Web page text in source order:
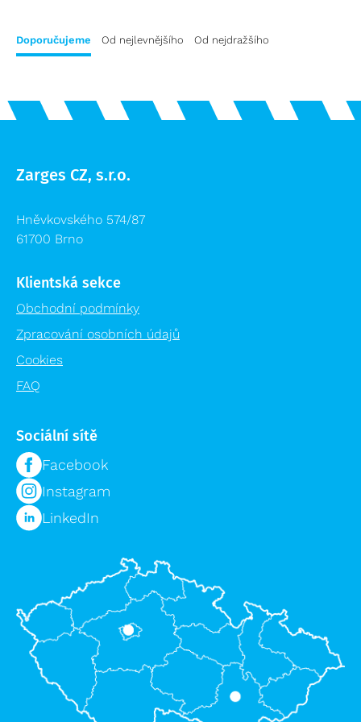
Speciální bedny
Logistika pro zdravotnictví
Modulární organizační vozík MPO
Příslušenství žebříků výprodej
Doporučujeme Od nejlevnějšího Od nejdražšího
Zarges CZ, s.r.o.
Hněvkovského 574/87
61700 Brno
Klientská sekce
Obchodní podmínky
Zpracování osobních údajů
Cookies
FAQ
Sociální sítě
Facebook
Instagram
LinkedIn